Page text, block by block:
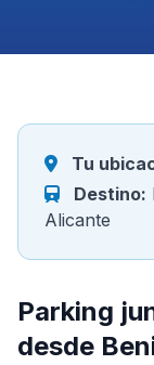
Tu
Destino:
Alicante
Parking
desde